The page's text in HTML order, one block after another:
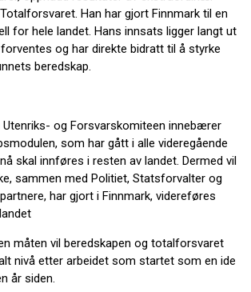
Han har gjort Finnmark til en
for hele landet. Hans innsats ligger langt ut
og har direkte bidratt til å styrke
beredskap.
Utenriks- og Forsvarskomiteen innebærer
som har gått i alle videregående
skal innføres i resten av landet. Dermed vil
sammen med Politiet, Statsforvalter og
har gjort i Finnmark, videreføres
måten vil beredskapen og totalforsvaret
nivå etter arbeidet som startet som en ide
år siden.